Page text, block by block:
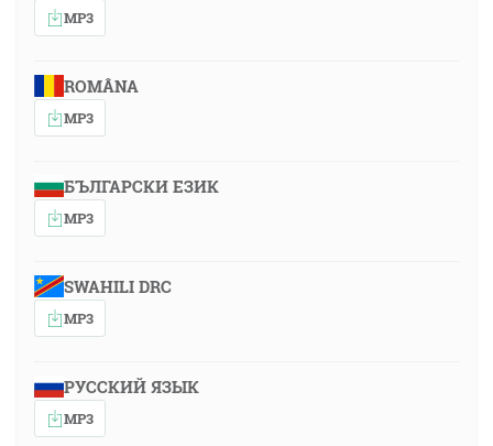
MP3
ROMÂNA
MP3
БЪЛГАРСКИ ЕЗИК
MP3
SWAHILI DRC
MP3
РУССКИЙ ЯЗЫК
MP3